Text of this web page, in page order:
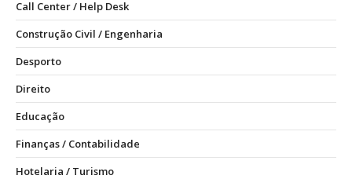
Call Center / Help Desk
Construção Civil / Engenharia
Desporto
Direito
Educação
Finanças / Contabilidade
Hotelaria / Turismo